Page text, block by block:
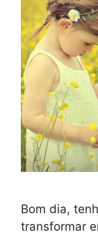
Bom dia,
transformar